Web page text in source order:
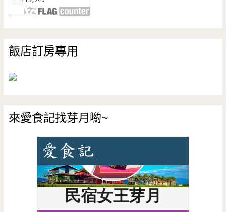
飯店訂房專用
來愛食記找芽月喲~